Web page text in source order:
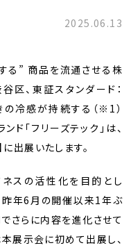
2025.06.13
る” 商品を流通させる株
区、東証スタンダード：
冷感が持続する（※1）
ド「フリーズテック」は、
に出展いたします。
スの活性化を目的とし
昨年6月の開催以来1年ぶ
さらに内容を進化させて
本展示会に初めて出展し、